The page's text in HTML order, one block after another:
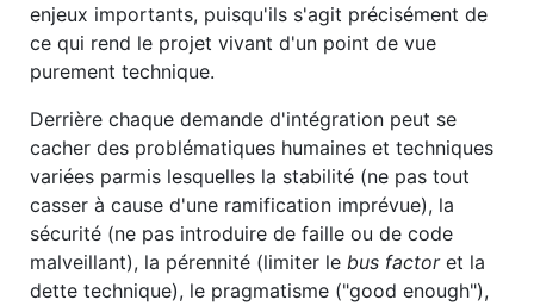
enjeux importants, puisqu'ils s'agit précisément de
ce qui rend le projet vivant d'un point de vue
purement technique.
Derrière chaque demande d'intégration peut se
cacher des problématiques humaines et techniques
variées parmis lesquelles la stabilité (ne pas tout
casser à cause d'une ramification imprévue), la
sécurité (ne pas introduire de faille ou de code
malveillant), la pérennité (limiter le bus factoret la
dette technique), le pragmatisme ("good enough"),